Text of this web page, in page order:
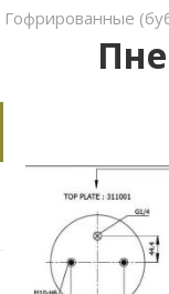
Гофрированные